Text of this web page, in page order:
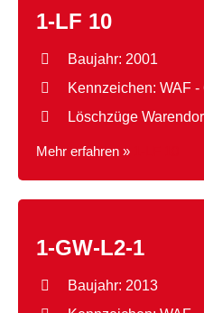
1-LF 10
Baujahr: 2001
Kennzeichen: WAF -
Löschzüge
Mehr erfahren »
1-GW-L2-1
Baujahr: 2013